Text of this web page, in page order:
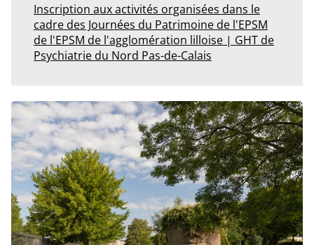
Inscription aux activités organisées dans le
cadre des Journées du Patrimoine de l'EPSM
de l'EPSM de l'agglomération lilloise | GHT de
Psychiatrie du Nord Pas-de-Calais